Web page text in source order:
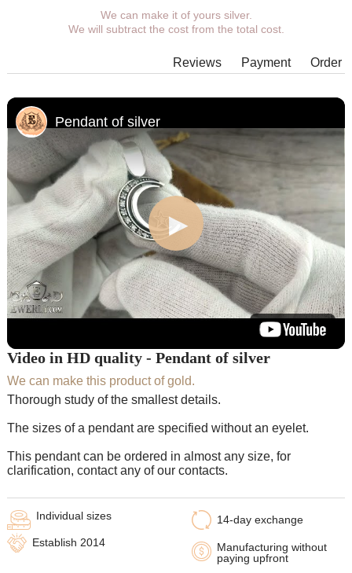
You can choose coverage, eyelet.
Additional wishes you can specify in the comments when
In some models of suspensions it is not possible to expand the
contact You.
Any pendant can be supplemented with an eyelet of the
desired size with an adapter ring for any chain.
We can make it of yours silver.
We will subtract the cost from the total cost.
Reviews Order
Payment
Pendant of silver
Video in HD quality - Pendant of silver
We can make this product of gold.
Thorough study of the smallest details.
The sizes of a pendant are specified without an eyelet.
This pendant can be ordered in almost any size, for
clarification, contact any of our contacts.
14-day exchange
Manufacturing without
paying upfront
Individual sizes
Establish 2014